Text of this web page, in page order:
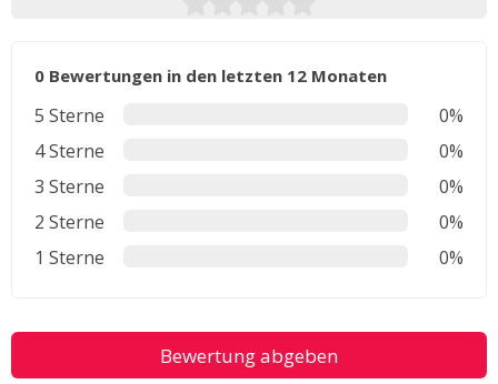
0 Bewertungen in den letzten 12 Monaten
5 Sterne
0%
4 Sterne
0%
3 Sterne
0%
2 Sterne
0%
1 Sterne
0%
Bewertung abgeben